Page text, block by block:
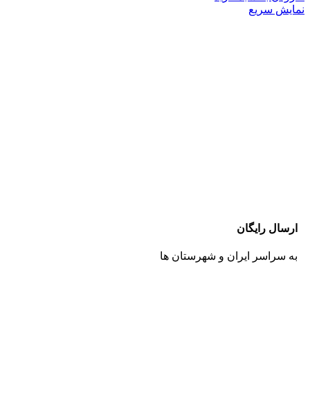
نمایش سریع
ارسال رایگان
به سراسر ایران و شهرستان ها